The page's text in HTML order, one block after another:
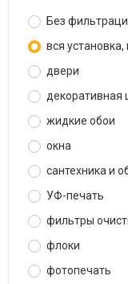
Без
вся
двери
декоративная
жидкие обои
окна
сантехника и
УФ-печать
фильтры
флоки
фотопечать